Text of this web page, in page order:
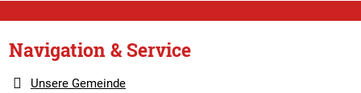
Navigation & Service
Unsere Gemeinde